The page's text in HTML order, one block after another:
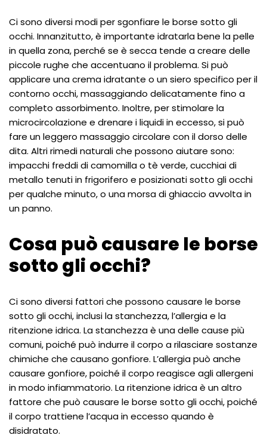
Ci sono diversi modi per sgonfiare le borse sotto gli
occhi. Innanzitutto, è importante idratarla bene la pelle
in quella zona, perché se è secca tende a creare delle
piccole rughe che accentuano il problema. Si può
applicare una crema idratante o un siero specifico per il
contorno occhi, massaggiando delicatamente fino a
completo assorbimento. Inoltre, per stimolare la
microcircolazione e drenare i liquidi in eccesso, si può
fare un leggero massaggio circolare con il dorso delle
dita. Altri rimedi naturali che possono aiutare sono:
impacchi freddi di camomilla o tè verde, cucchiai di
metallo tenuti in frigorifero e posizionati sotto gli occhi
per qualche minuto, o una morsa di ghiaccio avvolta in
un panno.
Cosa può causare le borse
sotto gli occhi?
Ci sono diversi fattori che possono causare le borse
sotto gli occhi, inclusi la stanchezza, l’allergia e la
ritenzione idrica. La stanchezza è una delle cause più
comuni, poiché può indurre il corpo a rilasciare sostanze
chimiche che causano gonfiore. L’allergia può anche
causare gonfiore, poiché il corpo reagisce agli allergeni
in modo infiammatorio. La ritenzione idrica è un altro
fattore che può causare le borse sotto gli occhi, poiché
il corpo trattiene l’acqua in eccesso quando è
disidratato.